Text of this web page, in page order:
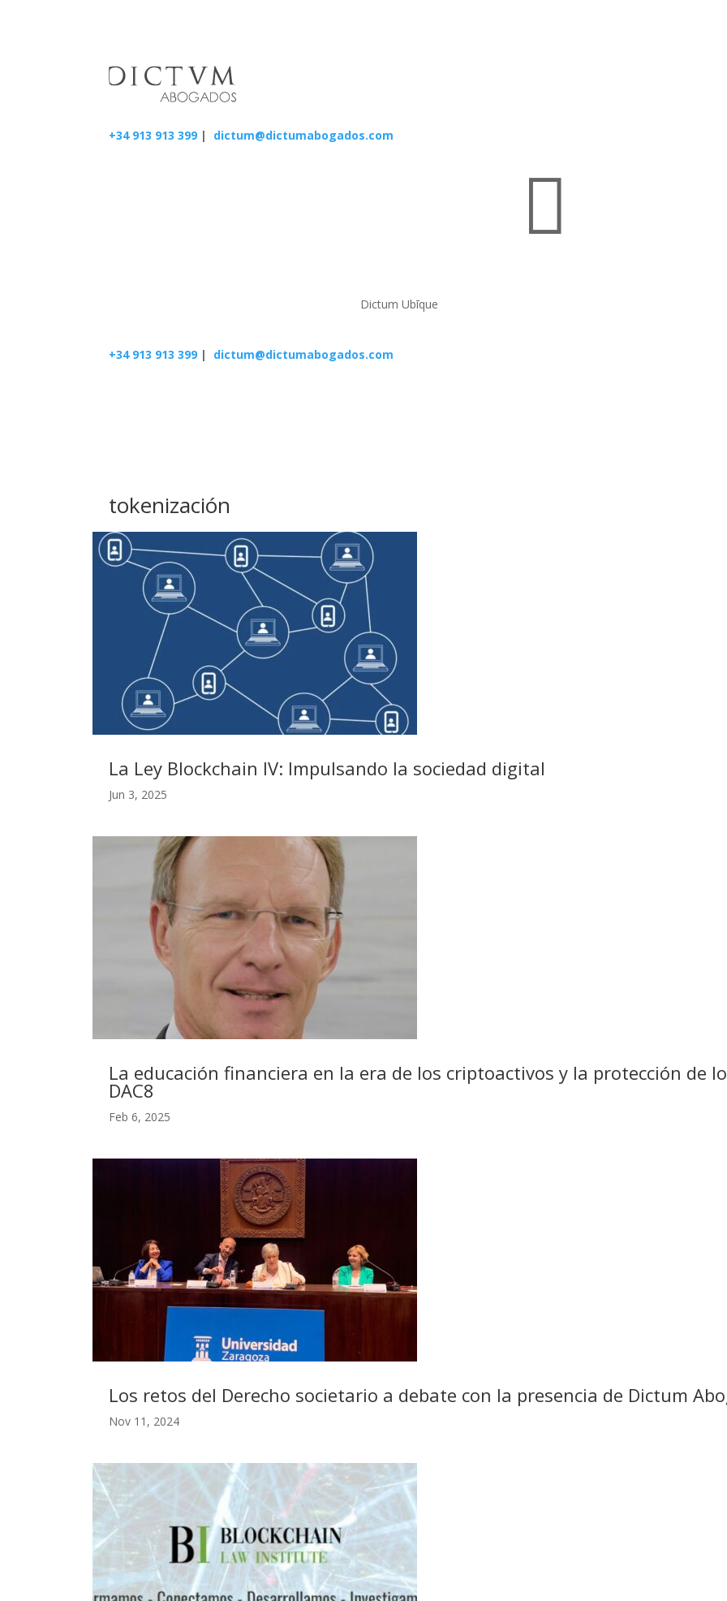
+34 913 913 399 | dictum@dictumabogados.com

Dictum Ubīque
+34 913 913 399 | dictum@dictumabogados.com
tokenización
La Ley Blockchain IV: Impulsando la sociedad digital
Jun 3, 2025
La educación financiera en la era de los criptoactivos y la protección de
DAC8
Feb 6, 2025
Los retos del Derecho societario a debate con la presencia de Dictum
Nov 11, 2024